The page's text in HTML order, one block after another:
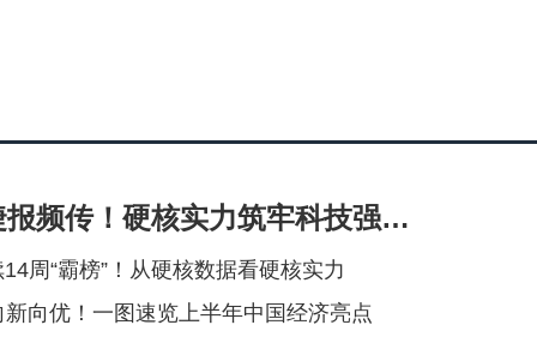
大国重器捷报频传！硬核实力筑牢科技强国根基
周“霸榜”！从硬核数据看硬核实力
向优！一图速览上半年中国经济亮点